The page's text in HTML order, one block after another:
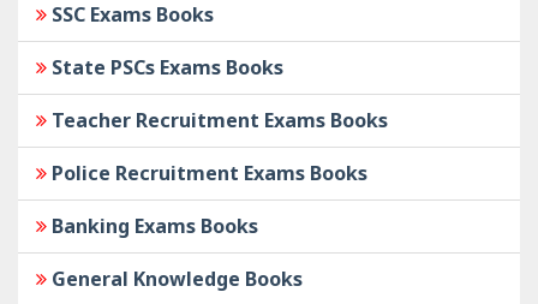
SSC Exams Books
State PSCs Exams Books
Teacher Recruitment Exams Books
Police Recruitment Exams Books
Banking Exams Books
General Knowledge Books